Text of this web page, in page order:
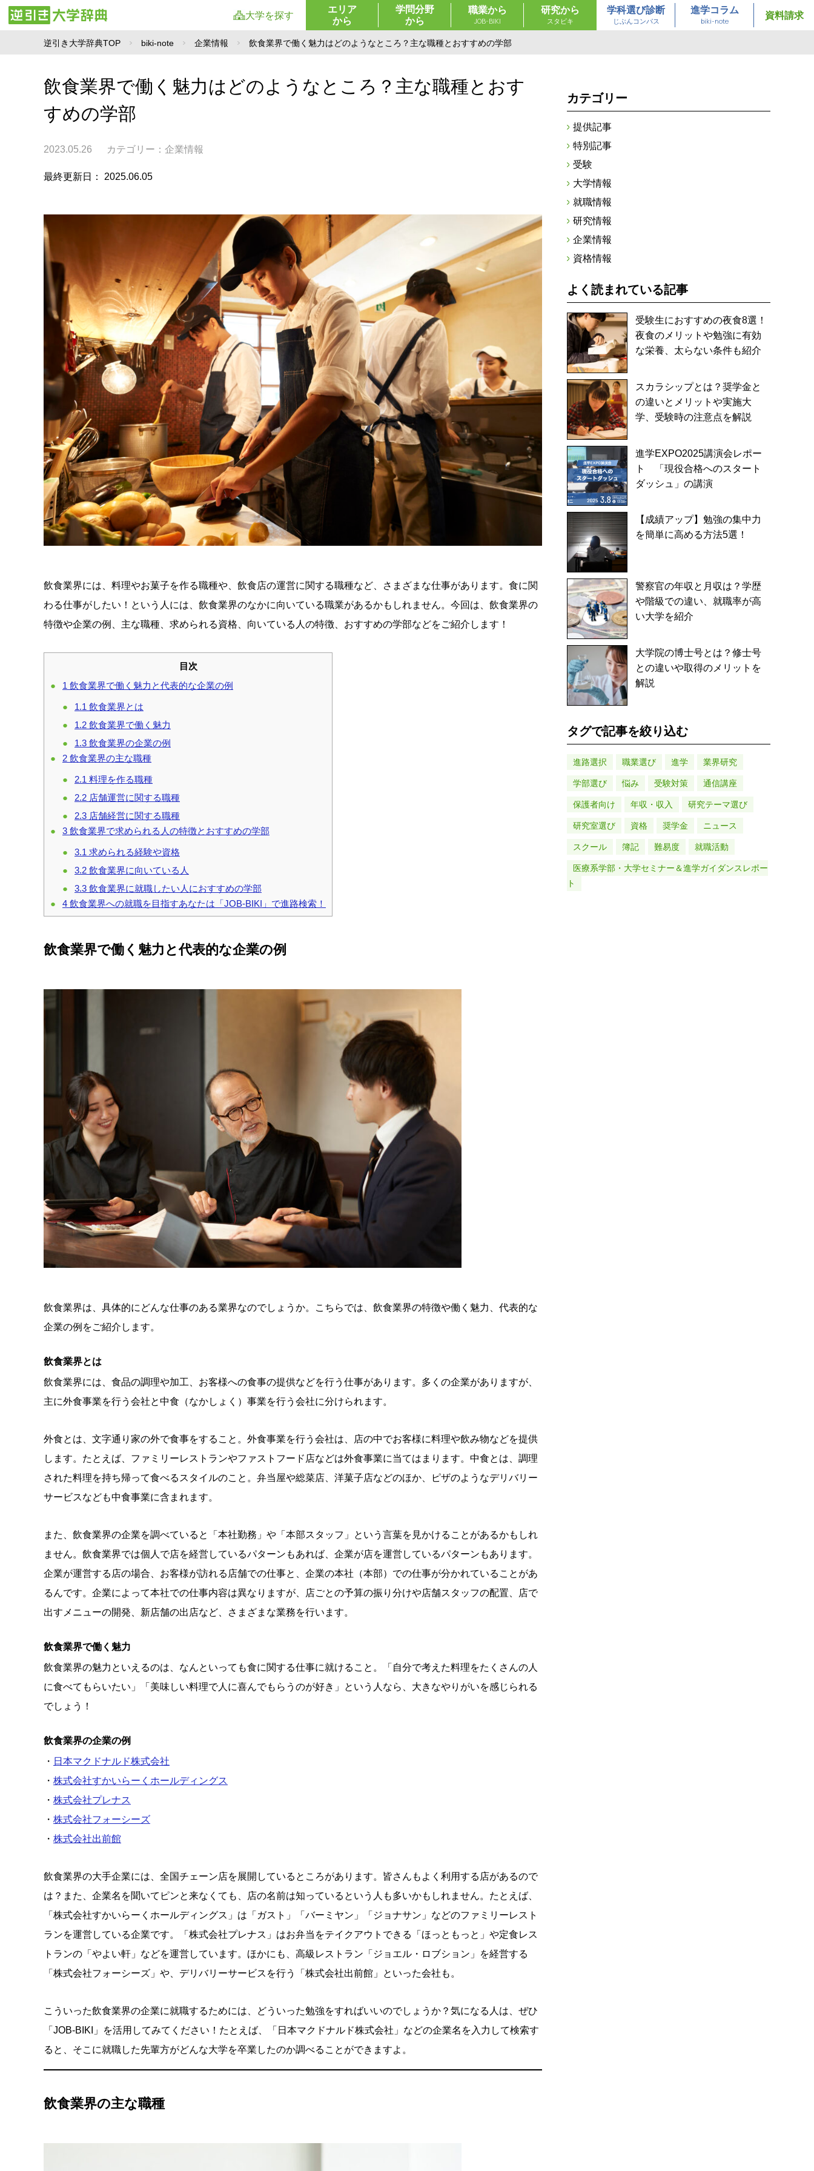
大学を探す
エリア
から
学問分野
から
職業から
JOB-BIKI
研究から
スタビキ
学科選び診断
じぶんコンパス
進学コラム
biki-note
資料請求
逆引き大学辞典TOP biki-note 企業情報 飲食業界で働く魅力はどのようなところ？主な職種とおすすめの学部
飲食業界で働く魅力はどのようなところ？主な職種とおす
すめの学部
2023.05.26 カテゴリー： 企業情報
最終更新日： 2025.06.05
飲食業界には、料理やお菓子を作る職種や、飲食店の運営に関する職種など、さまざまな仕事があります。食に関
わる仕事がしたい！という人には、飲食業界のなかに向いている職業があるかもしれません。今回は、飲食業界の
特徴や企業の例、主な職種、求められる資格、向いている人の特徴、おすすめの学部などをご紹介します！
目次
1 飲食業界で働く魅力と代表的な企業の例
1.1 飲食業界とは
1.2 飲食業界で働く魅力
1.3 飲食業界の企業の例
2 飲食業界の主な職種
2.1 料理を作る職種
2.2 店舗運営に関する職種
2.3 店舗経営に関する職種
3 飲食業界で求められる人の特徴とおすすめの学部
3.1 求められる経験や資格
3.2 飲食業界に向いている人
3.3 飲食業界に就職したい人におすすめの学部
4 飲食業界への就職を目指すあなたは「JOB-BIKI」で進路検索！
飲食業界で働く魅力と代表的な企業の例
飲食業界は、具体的にどんな仕事のある業界なのでしょうか。こちらでは、飲食業界の特徴や働く魅力、代表的な
企業の例をご紹介します。
飲食業界とは
飲食業界には、食品の調理や加工、お客様への食事の提供などを行う仕事があります。多くの企業がありますが、
主に外食事業を行う会社と中食（なかしょく）事業を行う会社に分けられます。
外食とは、文字通り家の外で食事をすること。外食事業を行う会社は、店の中でお客様に料理や飲み物などを提供
します。たとえば、ファミリーレストランやファストフード店などは外食事業に当てはまります。中食とは、調理
された料理を持ち帰って食べるスタイルのこと。弁当屋や総菜店、洋菓子店などのほか、ピザのようなデリバリー
サービスなども中食事業に含まれます。
また、飲食業界の企業を調べていると「本社勤務」や「本部スタッフ」という言葉を見かけることがあるかもしれ
ません。飲食業界では個人で店を経営しているパターンもあれば、企業が店を運営しているパターンもあります。
企業が運営する店の場合、お客様が訪れる店舗での仕事と、企業の本社（本部）での仕事が分かれていることがあ
るんです。企業によって本社での仕事内容は異なりますが、店ごとの予算の振り分けや店舗スタッフの配置、店で
出すメニューの開発、新店舗の出店など、さまざまな業務を行います。
飲食業界で働く魅力
飲食業界の魅力といえるのは、なんといっても食に関する仕事に就けること。「自分で考えた料理をたくさんの人
に食べてもらいたい」「美味しい料理で人に喜んでもらうのが好き」という人なら、大きなやりがいを感じられる
でしょう！
飲食業界の企業の例
・ 日本マクドナルド株式会社
・ 株式会社すかいらーくホールディングス
・ 株式会社プレナス
・ 株式会社フォーシーズ
・ 株式会社出前館
飲食業界の大手企業には、全国チェーン店を展開しているところがあります。皆さんもよく利用する店があるので
は？また、企業名を聞いてピンと来なくても、店の名前は知っているという人も多いかもしれません。たとえば、
「株式会社すかいらーくホールディングス」は「ガスト」「バーミヤン」「ジョナサン」などのファミリーレスト
ランを運営している企業です。「株式会社プレナス」はお弁当をテイクアウトできる「ほっともっと」や定食レス
トランの「やよい軒」などを運営しています。ほかにも、高級レストラン「ジョエル・ロブション」を経営する
「株式会社フォーシーズ」や、デリバリーサービスを行う「株式会社出前館」といった会社も。
こういった飲食業界の企業に就職するためには、どういった勉強をすればいいのでしょうか？気になる人は、ぜひ
「JOB-BIKI」を活用してみてください！たとえば、「日本マクドナルド株式会社」などの企業名を入力して検索す
ると、そこに就職した先輩方がどんな大学を卒業したのか調べることができますよ。
飲食業界の主な職種
カテゴリー
提供記事
特別記事
受験
大学情報
就職情報
研究情報
企業情報
資格情報
よく読まれている記事
受験生におすすめの夜食8選！
夜食のメリットや勉強に有効
な栄養、太らない条件も紹介
スカラシップとは？奨学金と
の違いとメリットや実施大
学、受験時の注意点を解説
進学EXPO2025講演会レポー
ト 「現役合格へのスタート
ダッシュ」の講演
【成績アップ】勉強の集中力
を簡単に高める方法5選！
警察官の年収と月収は？学歴
や階級での違い、就職率が高
い大学を紹介
大学院の博士号とは？修士号
との違いや取得のメリットを
解説
タグで記事を絞り込む
進路選択 職業選び 進学 業界研究
学部選び 悩み 受験対策 通信講座
保護者向け 年収・収入 研究テーマ選び
研究室選び 資格 奨学金 ニュース
スクール 簿記 難易度 就職活動
医療系学部・大学セミナー＆進学ガイダンスレポー
ト